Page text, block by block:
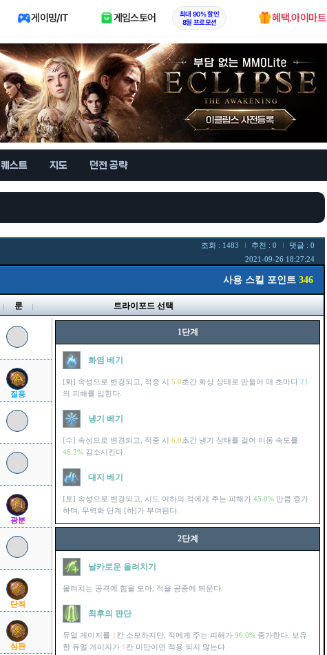
게이밍/IT 게임스토어
최대 90% 할인
8월 프로모션
혜택.아이마트
퀘스트 지도 던전 공략
조회 : 1483 추천 : 0
댓글 : 0
2021-09-26 18:27:24
사용 스킬 포인트 346
룬 트라이포드 선택
질풍
광분
단죄
심판
1단계
화염 베기
[화] 속성으로 변경되고, 적중 시 5.0초간 화상 상태로 만들어 매 초마다 21
의 피해를 입힌다.
냉기 베기
[수] 속성으로 변경되고, 적중 시 6.0초간 냉기 상태를 걸어 이동 속도를
46.2% 감소시킨다.
대지 베기
[토] 속성으로 변경되고, 시드 이하의 적에게 주는 피해가 45.0% 만큼 증가
하며, 무력화 단계 [하]가 부여된다.
2단계
날카로운 올려치기
올려치는 공격에 힘을 모아, 적을 공중에 띄운다.
최후의 판단
듀얼 게이지를 1 칸 소모하지만, 적에게 주는 피해가 96.0% 증가한다. 보유
한 듀얼 게이지가 1 칸 미만이면 적용 되지 않는다.